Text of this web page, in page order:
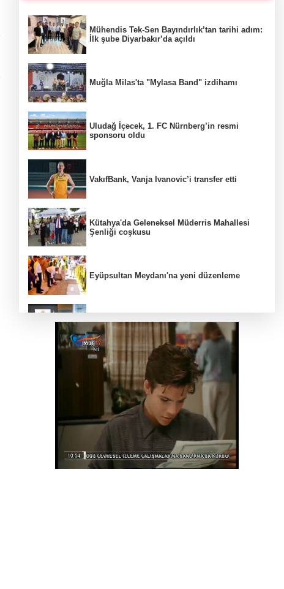
Mühendis Tek-Sen Bayındırlık’tan tarihi adım:
İlk şube Diyarbakır’da açıldı
Muğla Milas'ta "Mylasa Band" izdihamı
Uludağ İçecek, 1. FC Nürnberg’in resmi
sponsoru oldu
VakıfBank, Vanja Ivanovic’i transfer etti
Kütahya'da Geleneksel Müderris Mahallesi
Şenliği coşkusu
Eyüpsultan Meydanı'na yeni düzenleme
geçti
Muhtarlardan makarna yarışı
Siyasetçilere taş çıkartan Vali
Deniz ekosistemini koruyacak proje